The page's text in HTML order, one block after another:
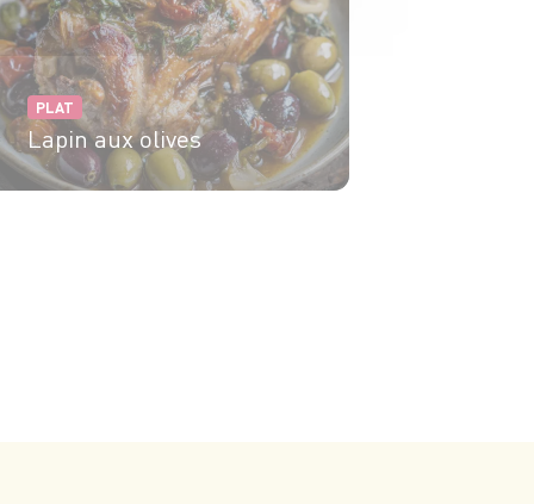
PLAT
Lapin aux olives